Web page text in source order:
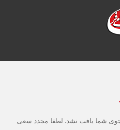
شما یافت نشد. لطفا مجدد سعی